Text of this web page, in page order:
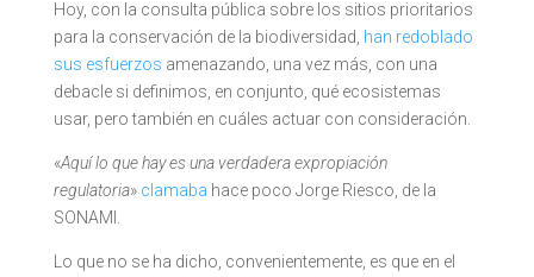
Hoy, con la consulta pública sobre los sitios prioritarios
para la conservación de la biodiversidad, han redoblado
sus esfuerzos amenazando, una vez más, con una
debacle si definimos, en conjunto, qué ecosistemas
usar, pero también en cuáles actuar con consideración.
«Aquí lo que hay es una verdadera expropiación
regulatoria» clamaba hace poco Jorge Riesco, de la
SONAMI.
Lo que no se ha dicho, convenientemente, es que en el